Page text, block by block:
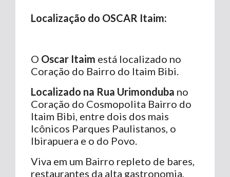
Localização do OSCAR Itaim:
O Oscar Itaim está localizado no
Coração do Bairro do Itaim Bibi.
Localizado na Rua Urimonduba no
Coração do Cosmopolita Bairro do
Itaim Bibi, entre dois dos mais
Icônicos Parques Paulistanos, o
Ibirapuera e o do Povo.
Viva em um Bairro repleto de bares,
restaurantes da alta gastronomia,